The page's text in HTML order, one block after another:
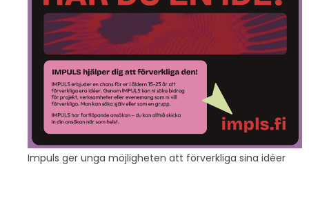
Impuls ger unga möjligheten att förverkliga sina idéer